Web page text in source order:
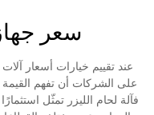
سعر جهاز
عند تقييم خيارات أسعار آلات
على الشركات أن تفهم القيمة
فآلة لحام الليزر تمثّل